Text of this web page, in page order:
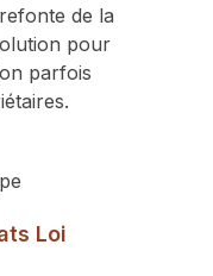
de la
pour
parfois
Loi